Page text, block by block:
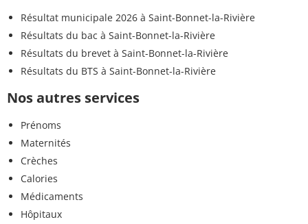
Résultat municipale 2026 à Saint-Bonnet-la-Rivière
Résultats du bac à Saint-Bonnet-la-Rivière
Résultats du brevet à Saint-Bonnet-la-Rivière
Résultats du BTS à Saint-Bonnet-la-Rivière
Nos autres services
Prénoms
Maternités
Crèches
Calories
Médicaments
Hôpitaux